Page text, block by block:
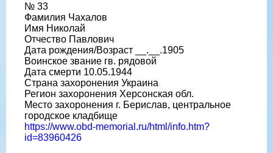
№ 33
Фамилия Чахалов
Имя Николай
Отчество Павлович
Дата рождения/Возраст __.__.1905
Воинское звание гв. рядовой
Дата смерти 10.05.1944
Страна захоронения Украина
Регион захоронения Херсонская обл.
Место захоронения г. Берислав, центральное
городское кладбище
https://www.obd-memorial.ru/html/info.htm?
id=83960426